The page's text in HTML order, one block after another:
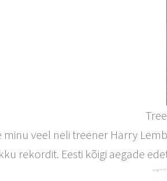
veel neli treener Harry
rekordit. Eesti kõigi aegade